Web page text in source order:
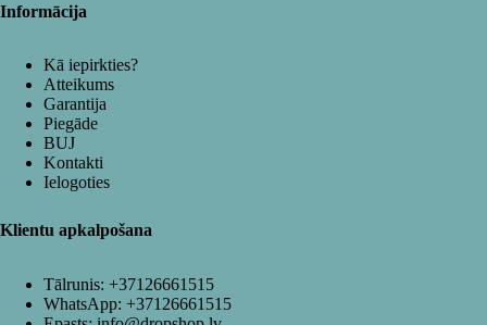
Informācija
Kā iepirkties?
Atteikums
Garantija
Piegāde
BUJ
Kontakti
Ielogoties
Klientu apkalpošana
Tālrunis: +37126661515
WhatsApp: +37126661515